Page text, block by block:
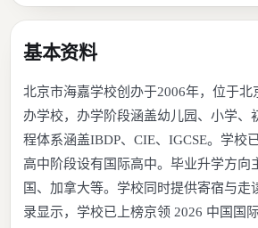
基本资料
北京市海嘉学校创办于2006年，位于北
办学校，办学阶段涵盖幼儿园、小学、
程体系涵盖IBDP、CIE、IGCSE。学校
高中阶段设有国际高中。毕业升学方向
国、加拿大等。学校同时提供寄宿与走
录显示，学校已上榜京领 2026 中国国